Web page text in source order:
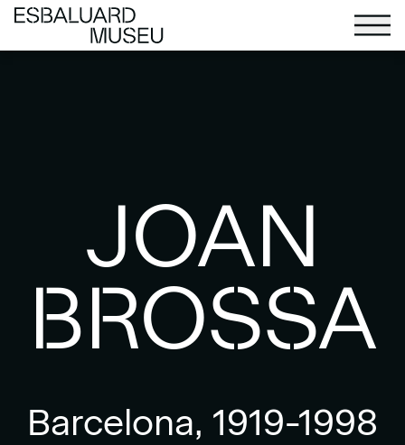
JOAN
BROSSA
Barcelona, 1919-1998